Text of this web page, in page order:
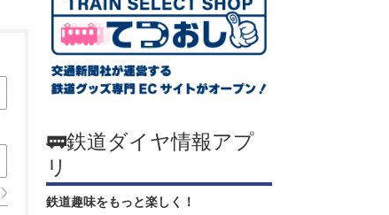
🚃鉄道ダイヤ情報アプ
リ
鉄道趣味をもっと楽しく！